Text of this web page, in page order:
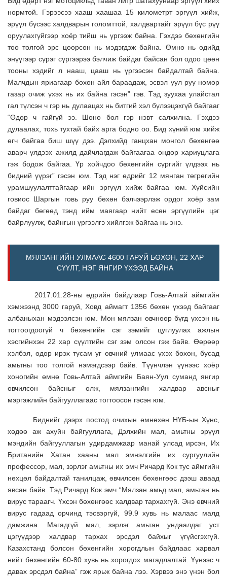
нормтой. Гэрээсээ хааш хаашаа 15 километрт эргүүл хийж,
эрүүл бүсээс халдварын голомттой, халдвартайг эрүүл бүс рүү
оруулахгүйгээр хоёр тийш нь үргээж байна. Гэхдээ бөхөнгийн
тоо толгой эрс цөөрсөн нь мэдэгдэж байна. Өмнө нь өдийд
энүүгээр сүрэг сүргээрээ бэлчиж байдаг байсан бол одоо цөөн
тооны хэдийг л нааш, цааш нь үргээсэн байдалтай байна.
Малчдын яриагаар бөхөн айл бараадаж, эсвэл уул руу нөмөр
газар очиж үхэх нь их байна гэсэн” гэв. Тэд зуухаа улайстал
гал түлсэн ч гэр нь дулаацах нь битгий хэл бүлээцэхгүй байгааг
“Өдөр ч гайгүй ээ. Шөнө бол гэр нэвт салхилна. Гэхдээ
дулаалах, тохь тухтай байх арга бодно оо. Бид хүний юм хийж
өгч байгаа биш шүү дээ. Дэлхийд ганцхан монгол бөхөнгөө
аварч үлдээх ажилд дайчлагдаж байгаагаа өндөр хариуцлага
гэж бодож байгаа. Үр хойчдоо бөхөнгийн сүргийг үлдээх нь
бидний үүрэг” гэсэн юм. Тэд нэг өдрийг 12 мянган төгрөгийн
урамшуулалттайгаар ийн эргүүл хийж байгаа юм. Хүйсийн
говиос Шаргын говь руу бөхөн бэлчээрлэж ордог хоёр зам
байдаг бөгөөд тэнд ийм маягаар нийт есөн эргүүлийн цэг
байрлуулж, байнгын үргээлгэ хийлгэж байгаа нь энэ.
МЯЛЗАНГИЙН УЛМААС 4600 ГАРУЙ БӨХӨН, 22 ХАР
СҮҮЛТ, НЭГ ЯНГИР ҮХЭЭД БАЙНА
2017.01.28-ны өдрийн байдлаар Говь-Алтай аймгийн
хэмжээнд 3000 гаруй, Ховд аймагт 1356 бөхөн үхээд байгааг
албаныхан мэдээлсэн юм. Мөн мялзан өвчнөөр бүгд үхсэн нь
тогтоогдоогүй ч бөхөнгийн сэг зэмийг цуглуулах ажлын
хэсгийнхэн 22 хар сүүлтийн сэг зэм олсон гэж байв. Өөрөөр
хэлбэл, өдөр ирэх тусам уг өвчний улмаас үхэх бөхөн, бусад
амьтны тоо толгой нэмэгдсээр байв. Түүнчлэн үүнээс хоёр
хоногийн өмнө Говь-Алтай аймгийн Баян-Уул суманд янгир
өвчилсөн байсныг олж, мялзангийн халдвар авсныг
мэргэжлийн байгууллагаас тогтоосон гэсэн юм.
Биднийг дээрх постод очихын өмнөхөн НҮБ-ын Хүнс,
хөдөө аж ахуйн байгууллага, Дэлхийн мал, амьтны эрүүл
мэндийн байгууллагын удирдамжаар манай улсад ирсэн, Их
Британийн Хатан хааны мал эмнэлгийн их сургуулийн
профессор, мал, зэрлэг амьтны их эмч Ричард Кок тус аймгийн
нөхцөл байдалтай танилцаж, өвчилсөн бөхөнгөөс дээш аваад
явсан байв. Тэд Ричард Кок эмч “Мялзан амьд мал, амьтан нь
вирус тараагч. Үхсэн бөхөнгөөс халдвар тархахгүй. Энэ өвчний
вирус гадаад орчинд тэсвэргүй, 99.9 хувь нь малаас малд
дамжина. Магадгүй мал, зэрлэг амьтан ундаалдаг уст
цэгүүдээр халдвар тархах эрсдэл байхыг үгүйсгэхгүй.
Казахстанд болсон бөхөнгийн хорогдлын байдлаас харвал
нийт бөхөнгийн 60-80 хувь нь хорогдох магадлалтай. Үүнээс ч
давах эрсдэл байна” гэж ярьж байна лээ. Хэрвээ энэ үнэн бол